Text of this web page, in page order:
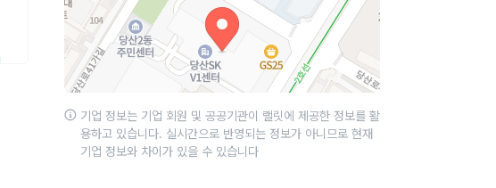
기업 정보는 기업 회원 및 공공기관이 랠릿에 제공한 정보를 활
용하고 있습니다. 실시간으로 반영되는 정보가 아니므로 현재
기업 정보와 차이가 있을 수 있습니다